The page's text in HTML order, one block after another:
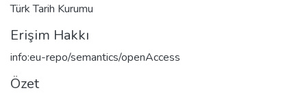
Türk Tarih Kurumu
Erişim Hakkı
info:eu-repo/semantics/openAccess
Özet